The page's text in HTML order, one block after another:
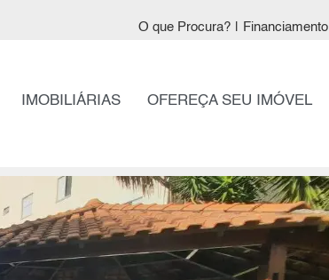
O que Procura? Financiamento
IMOBILIÁRIAS OFEREÇA SEU IMÓVEL